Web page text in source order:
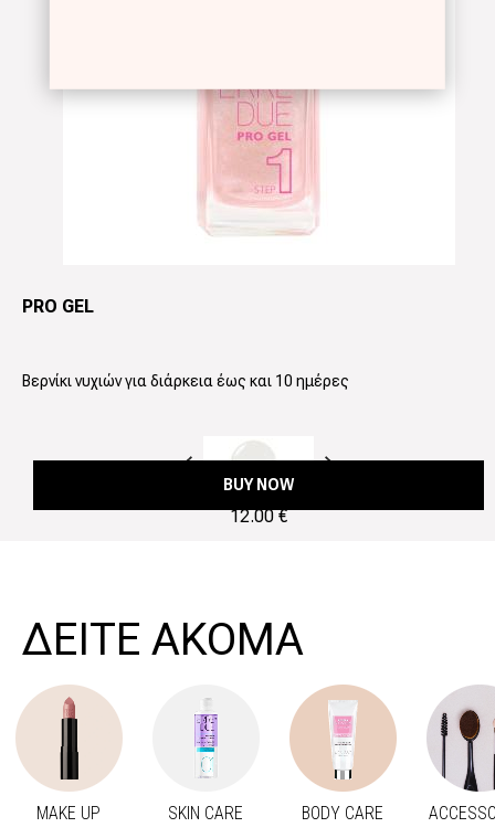
PRO GEL
Βερνίκι νυχιών για διάρκεια έως και 10 ημέρες
12.00 €
BUY NOW
ΔΕΙΤΕ ΑΚΟΜΑ
MAKE UP SKIN CARE BODY CARE